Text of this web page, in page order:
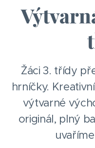
Žáci 3. třídy
hrníčky.
výtvarné
originál, plný